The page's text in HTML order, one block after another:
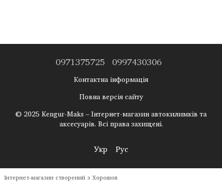
0971375725 0997430306
Контактна інформація
Повна версія сайту
© 2025 Kengur-Maks – Інтернет-магазин автокилимків та
аксесуарів. Всі права захищені.
Укр Рус
Інтернет-магазин створений з Хорошоп